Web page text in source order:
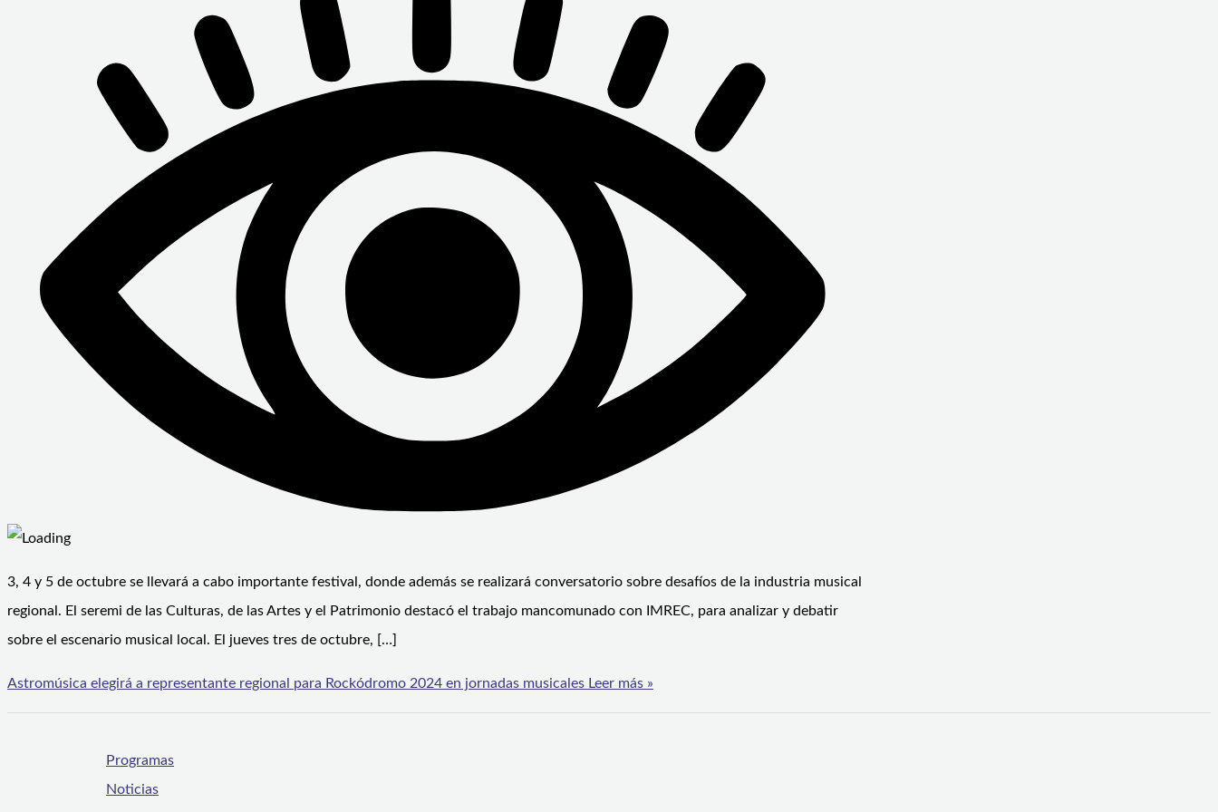
3, 4 y 5 de octubre se llevará a cabo importante festival, donde además se realizará conversatorio sobre desafíos de la industria musical
regional. El seremi de las Culturas, de las Artes y el Patrimonio destacó el trabajo mancomunado con IMREC, para analizar y debatir
sobre el escenario musical local. El jueves tres de octubre, […]
Astromúsica elegirá a representante regional para Rockódromo 2024 en jornadas musicales Leer más »
Programas
Noticias